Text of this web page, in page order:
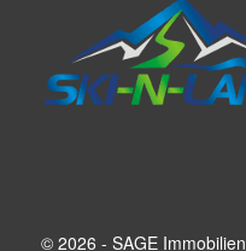
© 2026 - SAGE Immobilien